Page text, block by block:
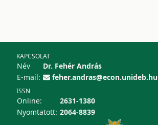
KAPCSOLAT
Név
Dr. Fehér András
E-mail:
feher.andras@econ.unideb.hu
ISSN
Online:
2631-1380
Nyomtatott: 2064-8839